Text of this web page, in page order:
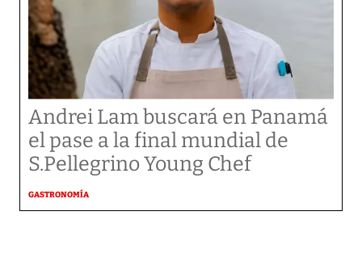
Andrei Lam buscará en Panamá
el pase a la final mundial de
S.Pellegrino Young Chef
GASTRONOMÍA